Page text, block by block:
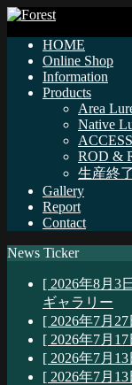
HOME
Online Shop
Information
Products
Area
Native
ROD &
生産終
Gallery
Report
Contact
News Ticker
[ 2026年8月3
ギャラリー
[ 2026年7月
[ 2026年7月
[ 2026年7月
[ 2026年7月